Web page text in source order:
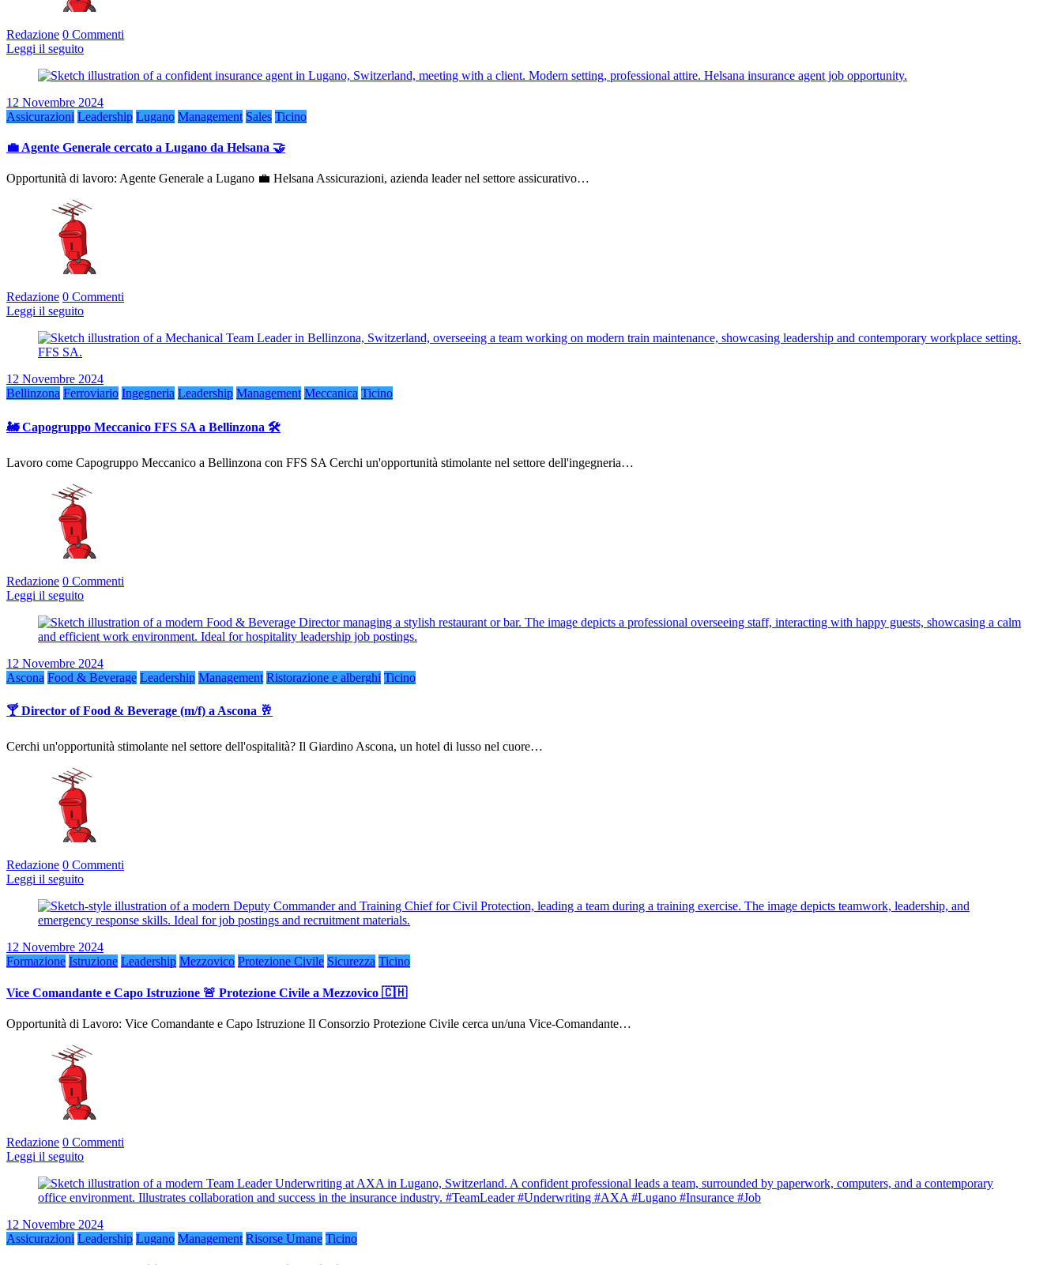
Redazione 0 Commenti
Leggi il seguito
12 Novembre 2024
Assicurazioni Leadership Lugano Management Sales Ticino
💼 Agente Generale cercato a Lugano da Helsana 🤝
Opportunità di lavoro: Agente Generale a Lugano 💼 Helsana Assicurazioni, azienda leader nel settore assicurativo…
Redazione 0 Commenti
Leggi il seguito
12 Novembre 2024
Bellinzona Ferroviario Ingegneria Leadership Management Meccanica Ticino
🚂 Capogruppo Meccanico FFS SA a Bellinzona 🛠️
Lavoro come Capogruppo Meccanico a Bellinzona con FFS SA Cerchi un'opportunità stimolante nel settore dell'ingegneria…
Redazione 0 Commenti
Leggi il seguito
12 Novembre 2024
Ascona Food & Beverage Leadership Management Ristorazione e alberghi Ticino
🍸 Director of Food & Beverage (m/f) a Ascona 🥂
Cerchi un'opportunità stimolante nel settore dell'ospitalità? Il Giardino Ascona, un hotel di lusso nel cuore…
Redazione 0 Commenti
Leggi il seguito
12 Novembre 2024
Formazione Istruzione Leadership Mezzovico Protezione Civile Sicurezza Ticino
Vice Comandante e Capo Istruzione 🚨 Protezione Civile a Mezzovico 🇨🇭
Opportunità di Lavoro: Vice Comandante e Capo Istruzione Il Consorzio Protezione Civile cerca un/una Vice-Comandante…
Redazione 0 Commenti
Leggi il seguito
12 Novembre 2024
Assicurazioni Leadership Lugano Management Risorse Umane Ticino